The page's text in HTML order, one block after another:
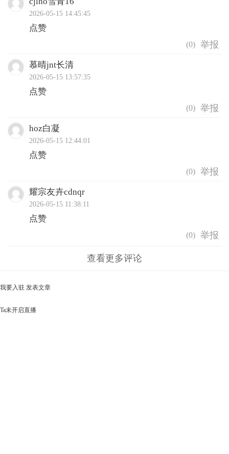
2026-05-15 14:45:45
点赞
(0)
慕晴jnt长清
2026-05-15 13:57:35
点赞
(0)
hoz白凝
2026-05-15 12:44:01
点赞
(0)
耀宗友卉cdnqr
2026-05-15 11:38:11
点赞
(0)
查看更多评论
我要入驻 发表文章
Ta未开启直播